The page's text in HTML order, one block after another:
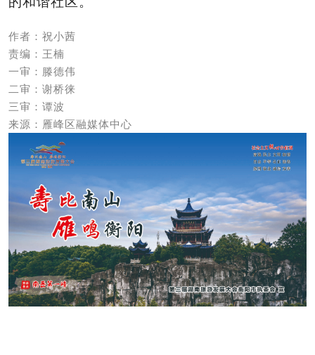
作者：祝小茜
责编：王楠
一审：滕德伟
二审：谢桥徕
三审：谭波
来源：雁峰区融媒体中心